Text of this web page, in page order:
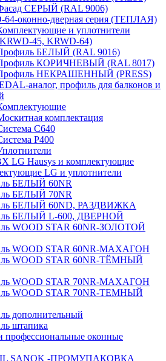
СЕРЫЙ (RAL 9006)
64-оконно-дверная серия (ТЕПЛАЯ)
и уплотнители
45, KRWD-64)
БЕЛЫЙ (RAL 9016)
КОРИЧНЕВЫЙ (RAL 8017)
НЕКРАШЕННЫЙ (PRESS)
аналог, профиль для балконов и
комплектация
C640
P400
LG Hausys и комплектующие
LG и уплотнители
БЕЛЫЙ 60NR
БЕЛЫЙ 70NR
БЕЛЫЙ 60ND, РАЗДВИЖКА
БЕЛЫЙ L-600, ДВЕРНОЙ
WOOD STAR 60NR-ЗОЛОТОЙ
WOOD STAR 60NR-МАХАГОН
WOOD STAR 60NR-ТЁМНЫЙ
WOOD STAR 70NR-МАХАГОН
WOOD STAR 70NR-ТЕМНЫЙ
дополнительный
штапика
профессиональные оконные
SANOK -ПРОМУПАКОВКА